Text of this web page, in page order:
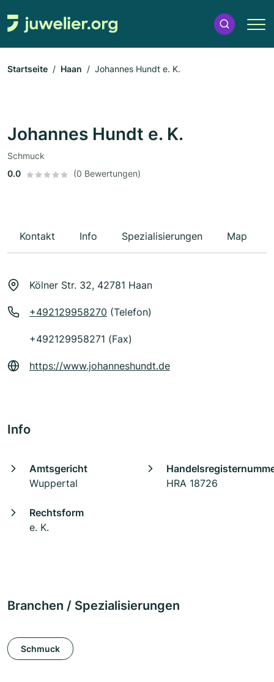
Startseite Haan Johannes Hundt e. K.
Johannes Hundt e. K.
Schmuck
0.0
(0 Bewertungen)
Kontakt Info Spezialisierungen Map
Kölner Str. 32, 42781 Haan
+492129958270 (Telefon)
+492129958271 (Fax)
https://www.johanneshundt.de
Info
Amtsgericht
Wuppertal
HRA 18726
Rechtsform
e. K.
Branchen / Spezialisierungen
Schmuck